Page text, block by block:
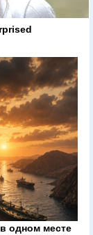
одном месте